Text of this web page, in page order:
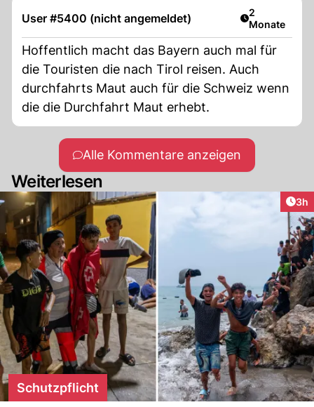
User #5400 (nicht angemeldet) Artikel
2
Monate
Hoffentlich macht das Bayern auch mal für
die Touristen die nach Tirol reisen. Auch
durchfahrts Maut auch für die Schweiz wenn
die die Durchfahrt Maut erhebt.
Alle Kommentare anzeigen
Weiterlesen
3h
Schutzpflicht